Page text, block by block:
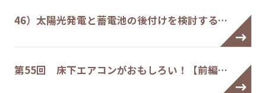
46）太陽光発電と蓄電池の後付けを検討する…
第55回 床下エアコンがおもしろい！【前編…